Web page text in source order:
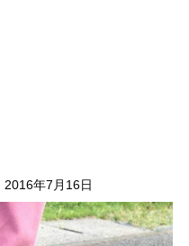
2016年7月16日